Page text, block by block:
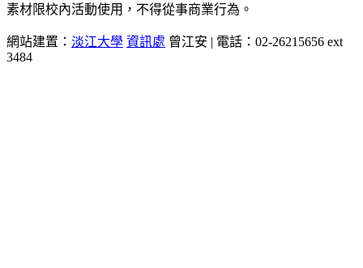
素材限校內活動使用，不得從事商業行為。
網站建置： 淡江大學 資訊處 曾江安 | 電話：02-26215656 ext
3484